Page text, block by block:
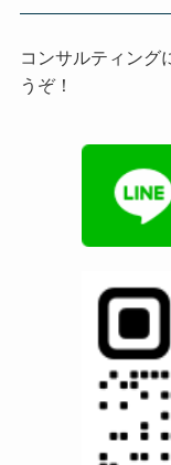
コンサルティング
うぞ！